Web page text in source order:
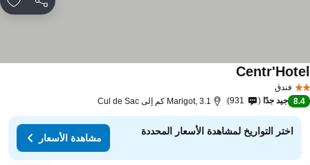
مشاركة
فندق
8.4 جيد جدًا 931 Marigot, 3.1 كم إلى Cul de Sac
اختر التواريخ لمشاهدة الأسعار المحددة
مشاهدة الأسعار